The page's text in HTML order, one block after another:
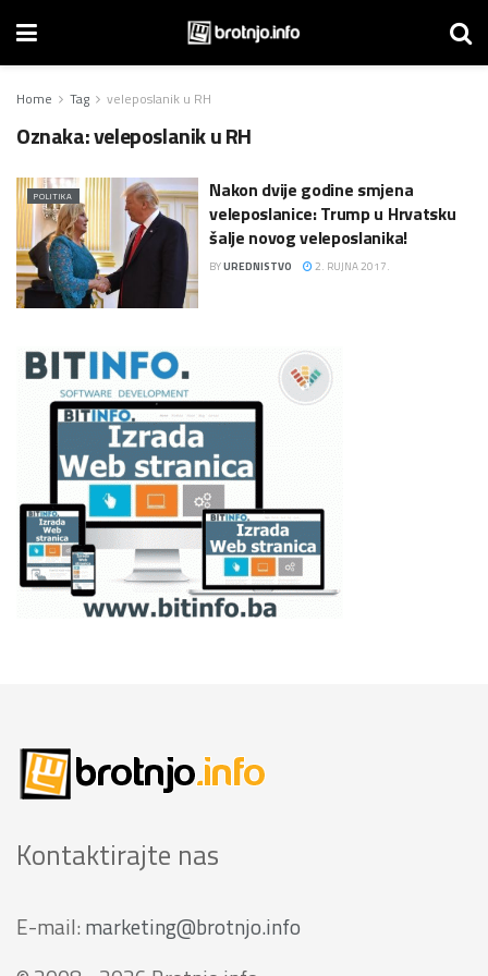
Home Tag veleposlanik u RH
Oznaka:veleposlanik u RH
POLITIKA
Nakon dvije godine smjena
veleposlanice: Trump u Hrvatsku
šalje novog veleposlanika!
BYUREDNISTVO 2. RUJNA 2017.
Kontaktirajte nas
E-mail: marketing@brotnjo.info